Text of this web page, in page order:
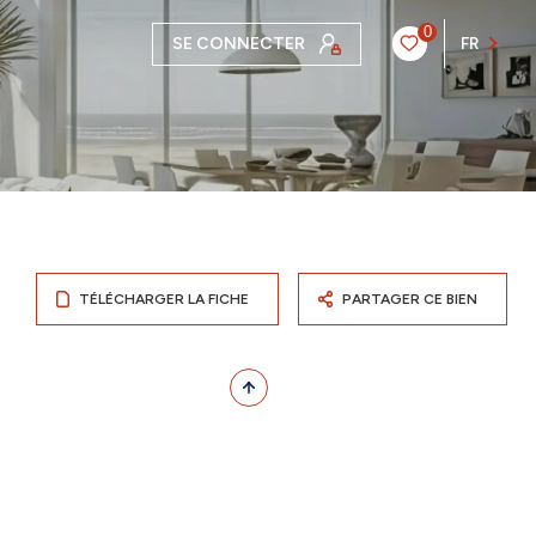
SE CONNECTER
0
FR
TÉLÉCHARGER LA FICHE PARTAGER CE BIEN